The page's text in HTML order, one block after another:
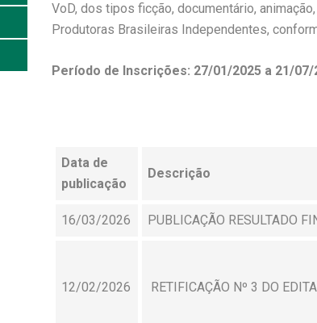
VoD, dos tipos ficção, documentário,
Produtoras Brasileiras Independentes,
Período de Inscrições: 27/01/2025 a 21/
Data de
publicação
Descrição
16/03/2026 PUBLICAÇÃO RESULTADO
12/02/2026 RETIFICAÇÃO Nº 3 DO